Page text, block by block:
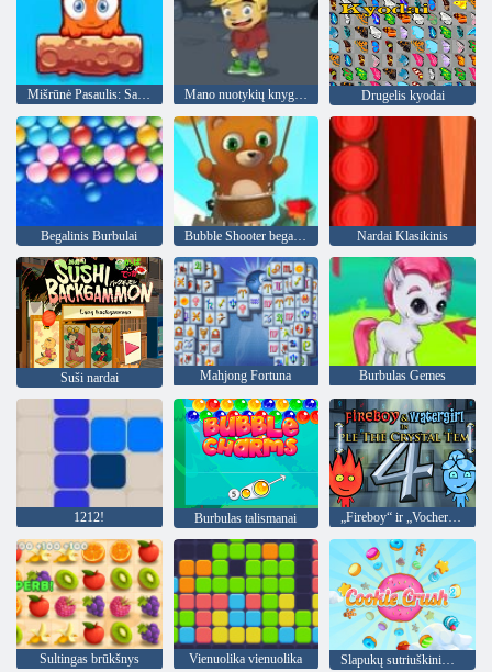
Mišrūnė Pasaulis: Savaitgalis Mano nuotykių knyga 2 Drugelis kyodai
Begalinis Burbulai Bubble Shooter begalinis Nardai Klasikinis
Suši nardai Mahjong Fortuna Burbulas Gemes
1212! Burbulas talismanai „Fireboy“ ir „Vochergirl 4“: „Crystal Temple“
Sultingas brūkšnys Vienuolika vienuolika
Slapukų sutriuškinimas 2